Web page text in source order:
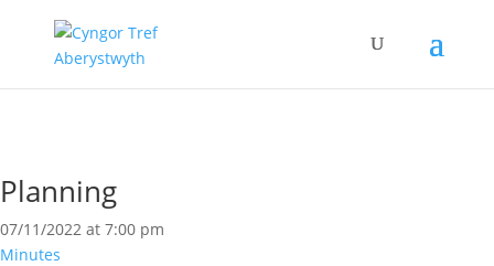
Planning
07/11/2022 at 7:00 pm
Minutes